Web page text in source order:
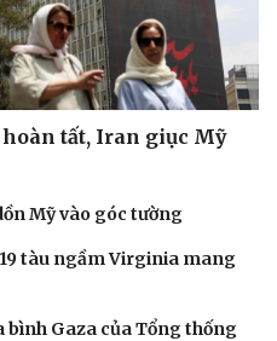
tất, Iran giục Mỹ
Mỹ vào góc tường
tàu ngầm Virginia mang
bình Gaza của Tổng thống